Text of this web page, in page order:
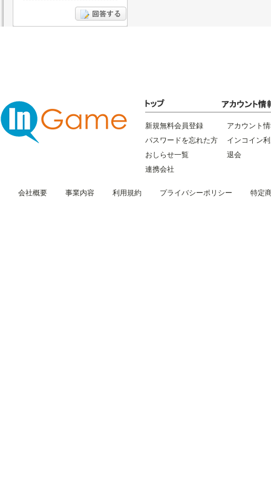
ドラグーン・ナイツ
ぶっ飛び三国
新規無料会員登録
パスワードを忘れた方
おしらせ一覧
連携会社
アカウント
インコイン
退会
会社概要 事業内容 利用規約 プライバシーポリシー 特定